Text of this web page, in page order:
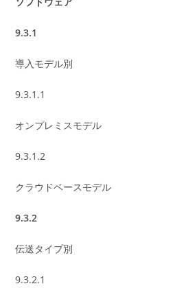
9.3.1
導入モデル別
9.3.1.1
オンプレミスモデル
9.3.1.2
クラウドベースモデル
9.3.2
伝送タイプ別
9.3.2.1